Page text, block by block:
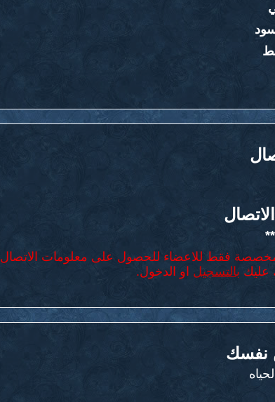
فقط للاعضاء للحصول على معلومات الاتصال
عليك بالتسجيل او الدخول.
نفسك